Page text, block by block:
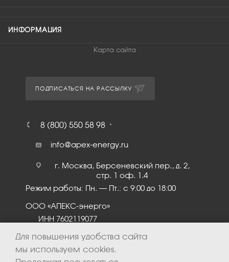
ИНФОРМАЦИЯ
Карта сайта
ПОДПИСАТЬСЯ НА РАССЫЛКУ
8 (800) 550 58 98
info@apex-energy.ru
г. Москва, Берсеневский пер., д. 2,
стр. 1 оф. 1.4
Режим работы: Пн. – Пт.: с 9:00 до 18:00
ООО «АПЕКС-энерго»
ИНН 7602119077
Для повышения удобства сайта
мы используем cookies.